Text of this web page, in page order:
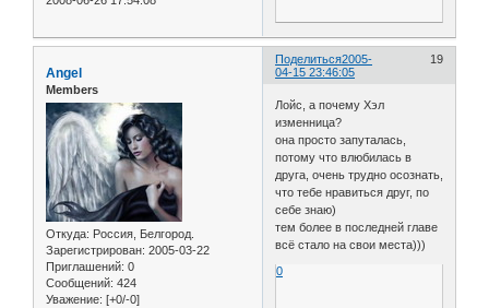
Поделиться 19
2005-
04-15 23:46:05
Angel
Members
Откуда: Россия, Белгород.
Зарегистрирован: 2005-03-22
Приглашений: 0
Сообщений: 424
Уважение: [+0/-0]
Лойс, а почему Хэл
изменница?
она просто запуталась,
потому что влюбилась в
друга, очень трудно осознать,
что тебе нравиться друг, по
себе знаю)
тем более в последней главе
всё стало на свои места)))
0